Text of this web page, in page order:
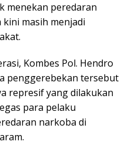
menekan peredaran
masih menjadi
Kombes Pol. Hendro
penggerebekan tersebut
represif yang dilakukan
para pelaku
narkoba di